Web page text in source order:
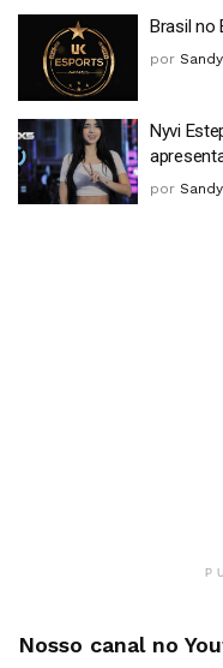
Brasil no
por Sandy
Nyvi
por Sandy
Nosso canal no